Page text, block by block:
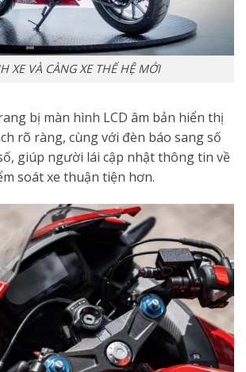
XE VÀ CÀNG XE THẾ HỆ MỚI
bị màn hình LCD âm bản hiển thị
rõ ràng, cùng với đèn báo sang số
giúp người lái cập nhật thông tin về
soát xe thuận tiện hơn.